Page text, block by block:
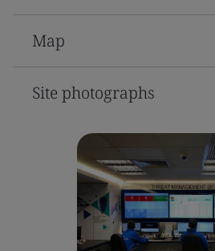
Map
Site photographs